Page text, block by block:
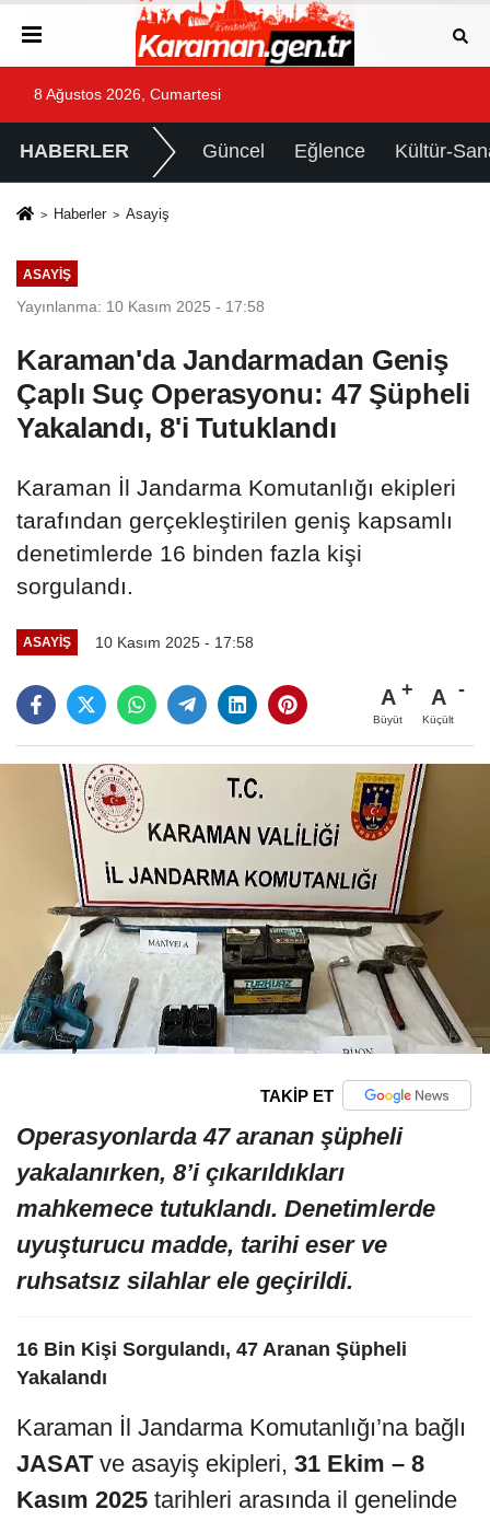
8 Ağustos 2026, Cumartesi
HABERLER Güncel Eğlence Kültür-
Haberler Asayiş
ASAYIŞ
Yayınlanma: 10 Kasım 2025 - 17:58
Karaman'da Jandarmadan Geniş
Çaplı Suç Operasyonu: 47 Şüpheli
Yakalandı, 8'i Tutuklandı
Karaman İl Jandarma Komutanlığı ekipleri
tarafından gerçekleştirilen geniş kapsamlı
denetimlerde 16 binden fazla kişi
sorgulandı.
ASAYIŞ 10 Kasım 2025 - 17:58
A
Büyüt
A
Küçült
TAKİP ET
Operasyonlarda 47 aranan şüpheli
yakalanırken, 8’i çıkarıldıkları
mahkemece tutuklandı. Denetimlerde
uyuşturucu madde, tarihi eser ve
ruhsatsız silahlar ele geçirildi.
16 Bin Kişi Sorgulandı, 47 Aranan Şüpheli
Yakalandı
Karaman İl Jandarma Komutanlığı’na bağlı
JASATve asayiş ekipleri, 31 Ekim – 8
Kasım 2025 tarihleri arasında il genelinde